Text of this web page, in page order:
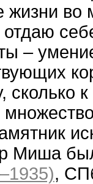
жизни
отдаю
–
сколько
Миша
,